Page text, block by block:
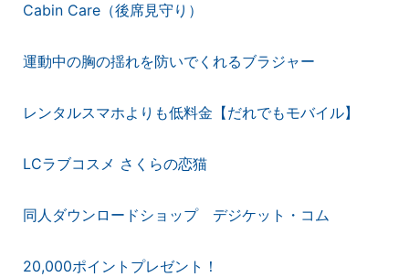
Cabin Care（後席見守り）
運動中の胸の揺れを防いでくれるブラジャー
レンタルスマホよりも低料金【だれでもモバイル】
LCラブコスメ さくらの恋猫
同人ダウンロードショップ デジケット・コム
20,000ポイントプレゼント！